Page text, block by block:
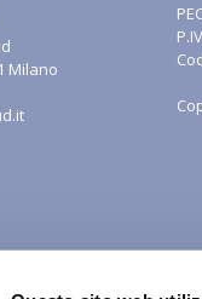
Milano